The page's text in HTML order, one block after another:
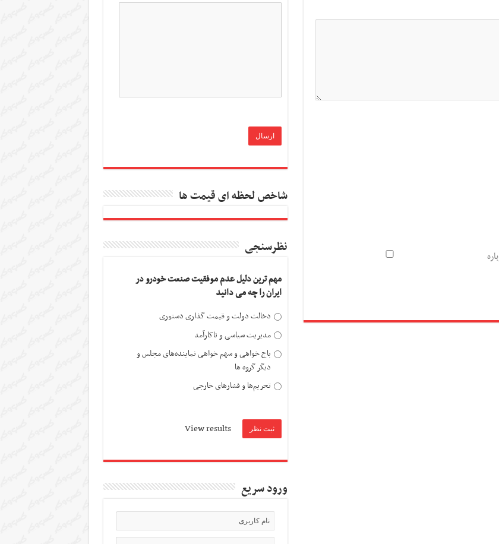
شاخص لحظه ای قیمت ها
نظرسنجی
مهم ترین دلیل عدم موفقیت صنعت خودرو در
ایران را چه می دانید
دخالت دولت و قیمت گذاری دستوری
مدیریت سیاسی و ناکارآمد
باج خواهی و سهم خواهی نماینده‌های مجلس و
دیگر گروه ها
تحریم‌ها و فشارهای خارجی
View results
ورود سریع